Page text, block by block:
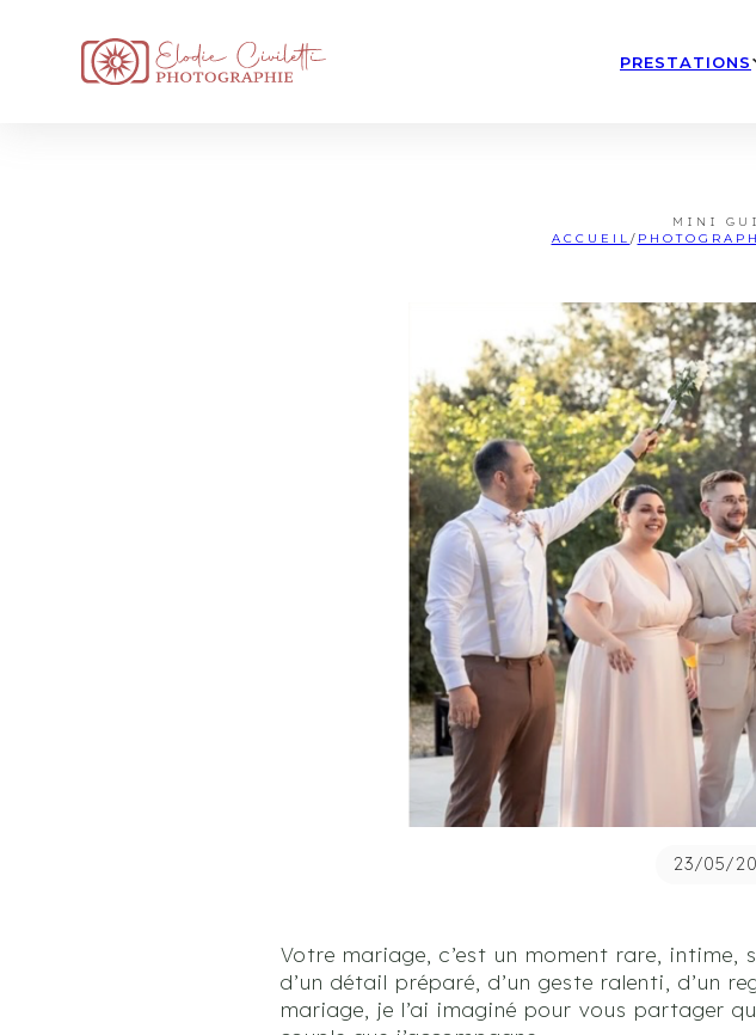
PRESTATIONS
MINI
ACCUEIL /
23/05/
Votre mariage, c’est un moment rare, intime,
d’un détail préparé, d’un geste ralenti, d’un
mariage, je l’ai imaginé pour vous partager